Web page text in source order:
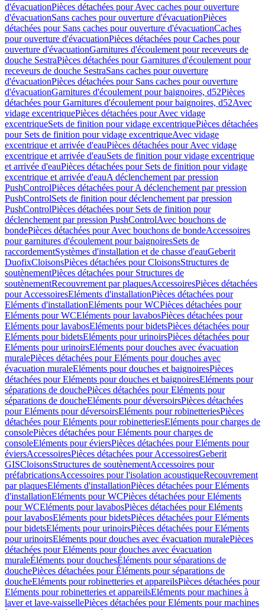
d'évacuationPièces détachées pour Avec caches pour ouverture
d'évacuationSans caches pour ouverture d'évacuationPièces
détachées pour Sans caches pour ouverture d'évacuationCaches
pour ouverture d'évacuationPièces détachées pour Caches pour
ouverture d'évacuationGarnitures d'écoulement pour receveurs de
douche SestraPièces détachées pour Garnitures d'écoulement pour
receveurs de douche SestraSans caches pour ouverture
d'évacuationPièces détachées pour Sans caches pour ouverture
d'évacuationGarnitures d'écoulement pour baignoires, d52Pièces
détachées pour Garnitures d'écoulement pour baignoires, d52Avec
vidage excentriquePièces détachées pour Avec vidage
excentriqueSets de finition pour vidage excentriquePièces détachées
pour Sets de finition pour vidage excentriqueAvec vidage
excentrique et arrivée d'eauPièces détachées pour Avec vidage
excentrique et arrivée d'eauSets de finition pour vidage excentrique
et arrivée d'eauPièces détachées pour Sets de finition pour vidage
excentrique et arrivée d'eauA déclenchement par pression
PushControlPièces détachées pour A déclenchement par pression
PushControlSets de finition pour déclenchement par pression
PushControlPièces détachées pour Sets de finition pour
déclenchement par pression PushControlAvec bouchons de
bondePièces détachées pour Avec bouchons de bondeAccessoires
pour garnitures d'écoulement pour baignoiresSets de
raccordementSystèmes d'installation et de chasse d'eauGeberit
DuofixCloisonsPièces détachées pour CloisonsStructures de
soutènementPièces détachées pour Structures de
soutènementRecouvrement par plaquesAccessoiresPièces détachées
pour AccessoiresEléments d'installationPièces détachées pour
Eléments d'installationEléments pour WCPièces détachées pour
Eléments pour WCEléments pour lavabosPièces détachées pour
Eléments pour lavabosEléments pour bidetsPièces détachées pour
Eléments pour bidetsEléments pour urinoirsPièces détachées pour
Eléments pour urinoirsEléments pour douches avec évacuation
muralePièces détachées pour Eléments pour douches avec
évacuation muraleEléments pour douches et baignoiresPièces
détachées pour Eléments pour douches et baignoiresEléments pour
séparations de douchePièces détachées pour Eléments pour
séparations de doucheEléments pour déversoirsPièces détachées
pour Eléments pour déversoirsEléments pour robinetteriesPièces
détachées pour Eléments pour robinetteriesEléments pour charges de
consolePièces détachées pour Eléments pour charges de
consoleEléments pour éviersPièces détachées pour Eléments pour
éviersAccessoiresPièces détachées pour AccessoiresGeberit
GISCloisonsStructures de soutènementAccessoires pour
préfabricationsAccessoires pour l'isolation acoustiqueRecouvrement
par plaquesEléments d'installationPièces détachées pour Eléments
d'installationEléments pour WCPièces détachées pour Eléments
pour WCEléments pour lavabosPièces détachées pour Eléments
pour lavabosEléments pour bidetsPièces détachées pour Eléments
pour bidetsEléments pour urinoirsPièces détachées pour Eléments
pour urinoirsEléments pour douches avec évacuation muralePièces
détachées pour Eléments pour douches avec évacuation
muraleÉléments pour douchesÉléments pour séparations de
douchePièces détachées pour Éléments pour séparations de
doucheEléments pour robinetteries et appareilsPièces détachées pour
Eléments pour robinetteries et appareilsEléments pour machines à
laver et lave-vaissellePièces détachées pour Eléments pour machines